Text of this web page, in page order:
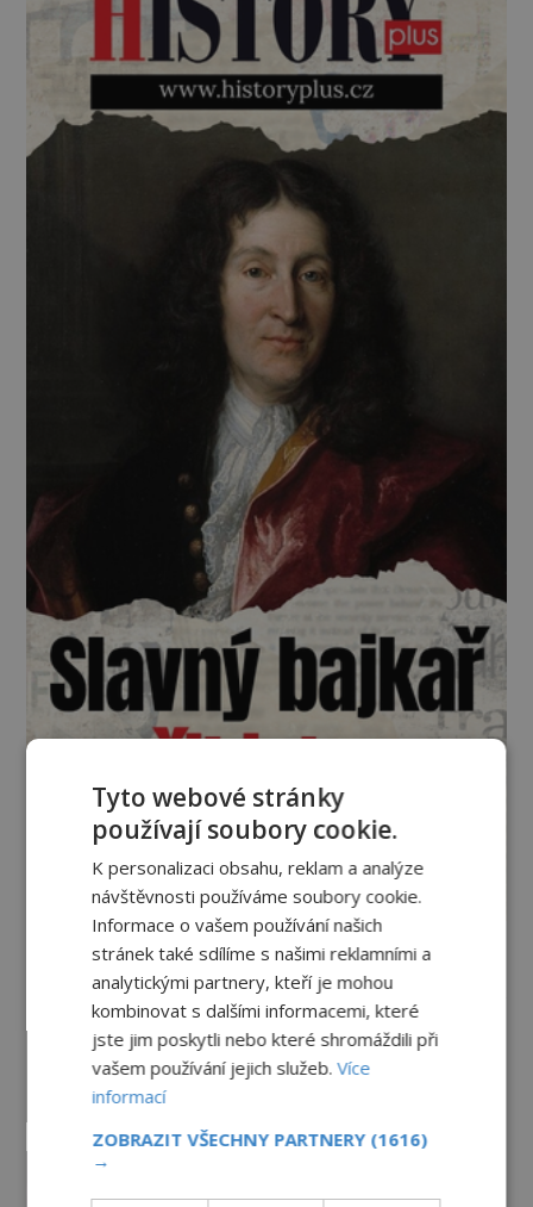
Vesmír a technologie
Co zachycují tajemné snímky
Marsu? Je na něm přeci jen voda?
Tyto webové stránky
používají soubory cookie.
K personalizaci obsahu, reklam a analýze
návštěvnosti používáme soubory cookie.
Informace o vašem používání našich
stránek také sdílíme s našimi reklamními a
analytickými partnery, kteří je mohou
kombinovat s dalšími informacemi, které
jste jim poskytli nebo které shromáždili při
vašem používání jejich služeb.Více
informací
ZOBRAZIT VŠECHNY PARTNERY (1616)
→